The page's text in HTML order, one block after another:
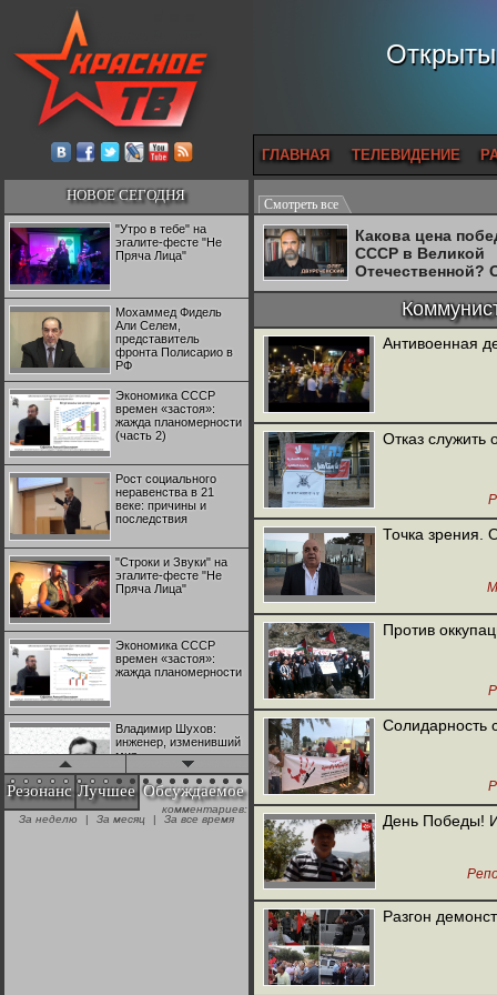
ГЛАВНАЯ ТЕЛЕВИДЕНИЕ
НОВОЕ СЕГОДНЯ
"Утро в тебе" на
эгалите-фесте "Не
Пряча Лица"
Мохаммед Фидель
Али Селем,
представитель
фронта Полисарио в
РФ
Экономика СССР
времен «застоя»:
жажда планомерности
(часть 2)
Рост социального
неравенства в 21
веке: причины и
последствия
"Строки и Звуки" на
эгалите-фесте "Не
Пряча Лица"
Экономика СССР
времен «застоя»:
жажда планомерности
Владимир Шухов:
инженер, изменивший
мир
"Аркадий Коц" на
эгалите-фесте "Не
Резонанс Лучшее Обсуждаемое
комментариев:
За неделю
| За месяц | За все время
Смотреть все
Какова цена
СССР в Великой
Отечественной?
Двуреченский о
потерянной
Антивоенная
Отказ служить
Точка зрения.
Против
Солидарность
День Победы!
Разгон